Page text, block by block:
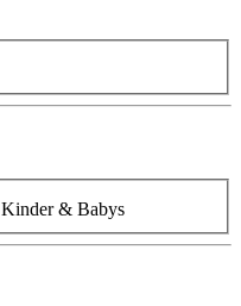
Kinder & Babys